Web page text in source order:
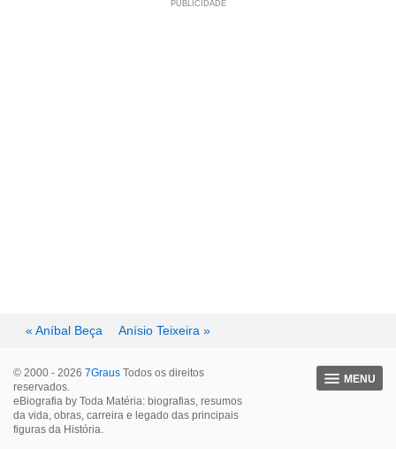
« Aníbal Beça Anísio Teixeira »
MENU
© 2000 - 2026 7Graus Todos os direitos
reservados.
eBiografia by Toda Matéria: biografias, resumos
da vida, obras, carreira e legado das principais
figuras da História.